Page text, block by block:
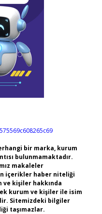
bir marka, kurum
bulunmamaktadır.
makaleler
içerikler haber niteliği
ve kişiler hakkında
kurum ve kişiler ile isim
Sitemizdeki bilgiler
taşımazlar.